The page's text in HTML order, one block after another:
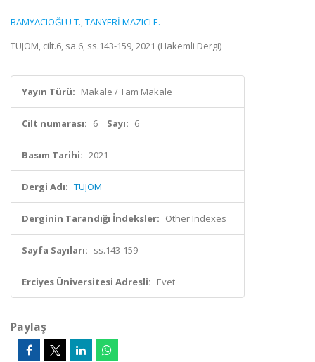
BAMYACIOĞLU T.,TANYERİ MAZICI E.
TUJOM, cilt.6, sa.6, ss.143-159, 2021 (Hakemli Dergi)
Yayın Türü: Makale / Tam Makale
Cilt numarası: 6 Sayı: 6
Basım Tarihi: 2021
Dergi Adı: TUJOM
Derginin Tarandığı İndeksler: Other Indexes
Sayfa Sayıları: ss.143-159
Erciyes Üniversitesi Adresli: Evet
Paylaş